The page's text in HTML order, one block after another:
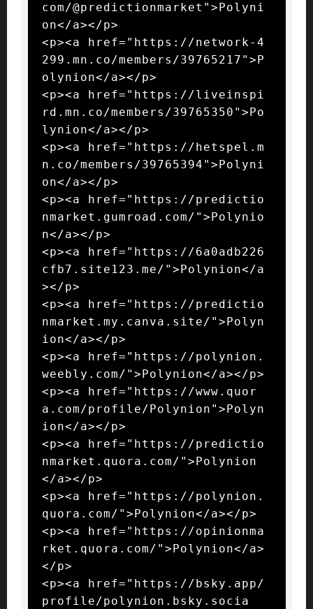
com/@predictionmarket">Polyni
on</a></p>
<p><a href="https://network-4
299.mn.co/members/39765217">P
olynion</a></p>
<p><a href="https://liveinspi
rd.mn.co/members/39765350">Po
lynion</a></p>
<p><a href="https://hetspel.m
n.co/members/39765394">Polyni
on</a></p>
<p><a href="https://predictio
nmarket.gumroad.com/">Polynio
n</a></p>
<p><a href="https://6a0adb226
cfb7.site123.me/">Polynion</a
></p>
<p><a href="https://predictio
nmarket.my.canva.site/">Polyn
ion</a></p>
<p><a href="https://polynion.
weebly.com/">Polynion</a></p>
<p><a href="https://www.quor
a.com/profile/Polynion">Polyn
ion</a></p>
<p><a href="https://predictio
nmarket.quora.com/">Polynion
</a></p>
<p><a href="https://polynion.
quora.com/">Polynion</a></p>
<p><a href="https://opinionma
rket.quora.com/">Polynion</a>
</p>
<p><a href="https://bsky.app/
profile/polynion.bsky.socia